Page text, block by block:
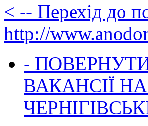
< -- Перехід до
http://
-
ВАКАНСІЇ